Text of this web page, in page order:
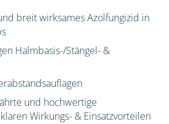
breit wirksames Azolfungizid in
Halmbasis-/Stängel- &
und hochwertige
Wirkungs- & Einsatzvorteilen